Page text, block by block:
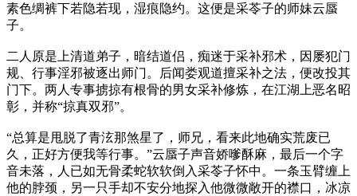
素色绸裤下若隐若现，湿痕隐约。这便是采苓子的师妹云蜃
子。
二人原是上清道弟子，暗结道侣，痴迷于采补邪术，因屡犯门
规、行事淫邪被逐出师门。后闻娄观道擅采补之法，便改投其
门下。两人专事掳掠有根骨的男女采补修炼，在江湖上恶名昭
彰，并称“掠真双邪”。
“总算是甩脱了青泫那煞星了，师兄，看来此地确实荒废已
久，正好方便我等行事。”云蜃子声音娇嗲酥麻，最后一个字
音未落，人已如无骨柔蛇软软倒入采苓子怀中。一条玉臂缠上
他的脖颈，另一只手却不安分地探入他微微敞开的襟口，冰凉